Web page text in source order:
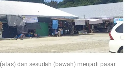
dan sesudah (bawah) menjadi pasar